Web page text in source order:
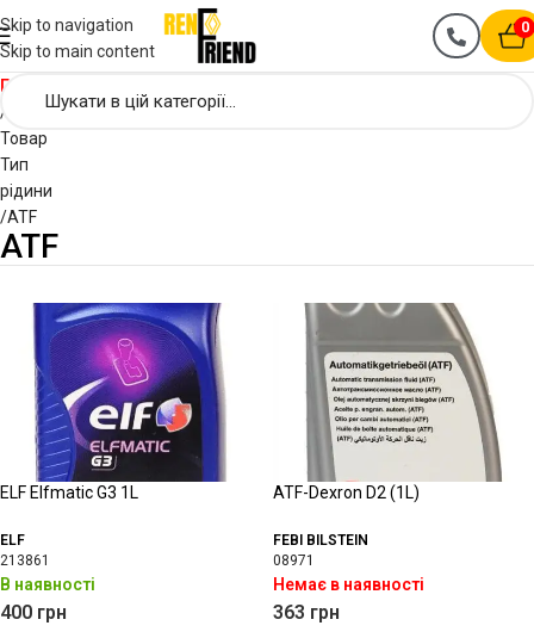
Skip to navigation
Skip to main content
0
Головна
Товар
Тип
рідини
ATF
ATF
ELF Elfmatic G3 1L
ELF
213861
В наявності
400 грн
ATF-Dexron D2 (1L)
FEBI BILSTEIN
08971
Немає в наявності
363 грн